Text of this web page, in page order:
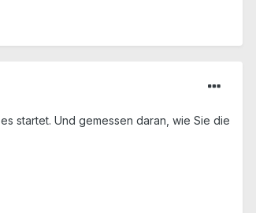
startet. Und gemessen daran, wie Sie die